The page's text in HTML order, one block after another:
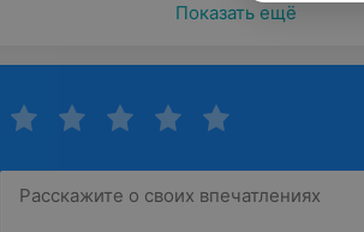
Показать ещё